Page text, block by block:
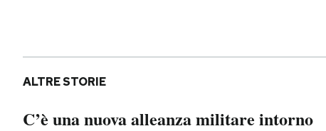
ALTRE STORIE
C’è una nuova alleanza militare intorno